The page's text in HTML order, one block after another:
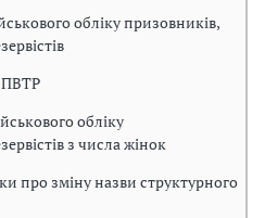
обліку призовників,
ПВТР
обліку
з числа жінок
про зміну назви структурного